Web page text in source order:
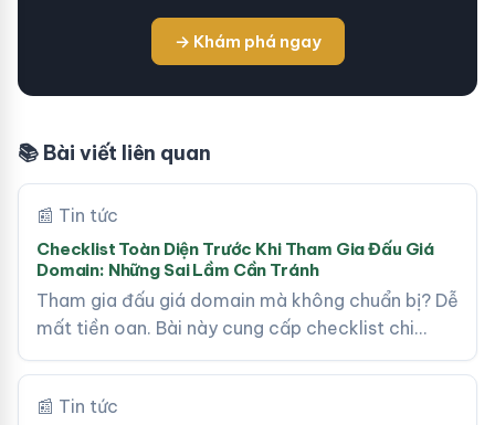
→ Khám phá ngay
📚 Bài viết liên quan
📰 Tin tức
Checklist Toàn Diện Trước Khi Tham Gia Đấu Giá
Domain: Những Sai Lầm Cần Tránh
Tham gia đấu giá domain mà không chuẩn bị? Dễ
mất tiền oan. Bài này cung cấp checklist chi…
📰 Tin tức